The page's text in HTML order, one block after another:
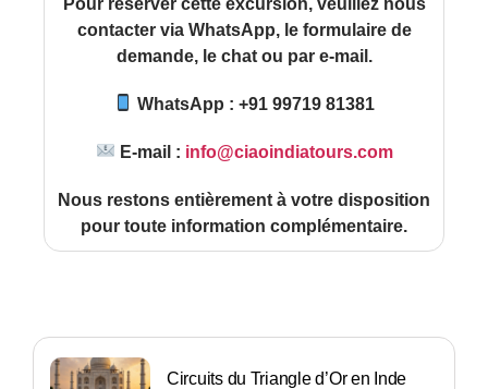
contacter via WhatsApp, le formulaire de
demande, le chat ou par e-mail.
WhatsApp : +91 99719 81381
E-mail : info@ciaoindiatours.com
Nous restons entièrement à votre disposition
pour toute information complémentaire.
Circuits du Triangle d’Or en Inde